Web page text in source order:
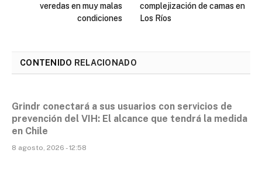
veredas en muy malas
condiciones
complejización de camas en
Los Ríos
CONTENIDO RELACIONADO
Grindr conectará a sus usuarios con servicios de
prevención del VIH: El alcance que tendrá la medida
en Chile
8 agosto, 2026 - 12:58